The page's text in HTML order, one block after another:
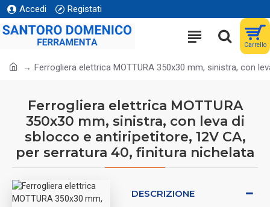
Accedi Registati
Carrello
Ferrogliera elettrica MOTTURA 350x30 mm, sinistra, con
Ferrogliera elettrica MOTTURA
350x30 mm, sinistra, con leva di
sblocco e antiripetitore, 12V CA,
per serratura 40, finitura nichelata
DESCRIZIONE